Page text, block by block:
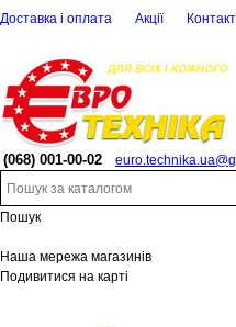
Доставка і оплата Акції
(068) 001-00-02
Пошук
Наша мережа магазинів
Подивитися на карті